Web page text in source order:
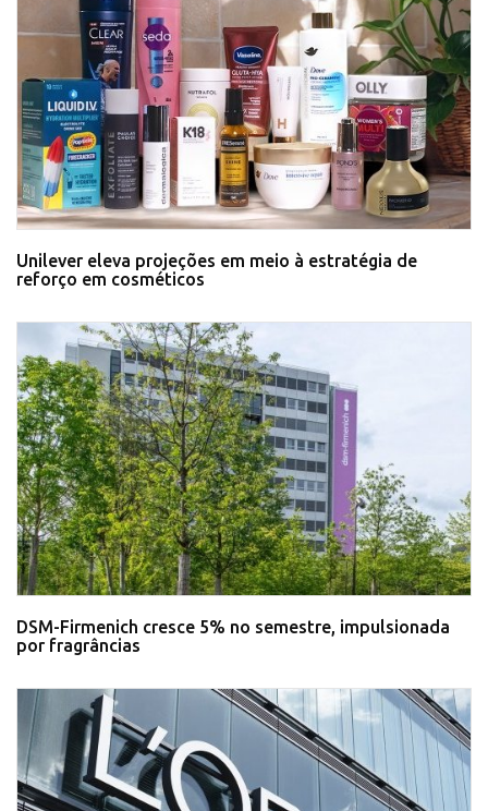
Unilever eleva projeções em meio à estratégia de
reforço em cosméticos
DSM-Firmenich cresce 5% no semestre, impulsionada
por fragrâncias